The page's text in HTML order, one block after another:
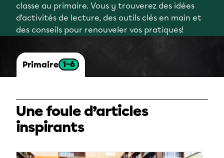
classe au primaire. Vous y trouverez des idées
d’activités de lecture, des outils clés en main et
des conseils pour renouveler vos pratiques!
Primaire 1-6
Une foule d’articles
inspirants